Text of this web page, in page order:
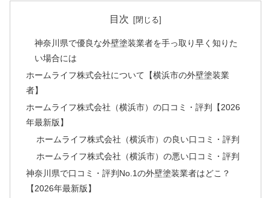
目次
神奈川県で優良な外壁塗装業者を手っ取り早く知りた
い場合には
ホームライフ株式会社について【横浜市の外壁塗装業
者】
ホームライフ株式会社（横浜市）の口コミ・評判【2026
年最新版】
ホームライフ株式会社（横浜市）の良い口コミ・評判
ホームライフ株式会社（横浜市）の悪い口コミ・評判
神奈川県で口コミ・評判No.1の外壁塗装業者はどこ？
【2026年最新版】